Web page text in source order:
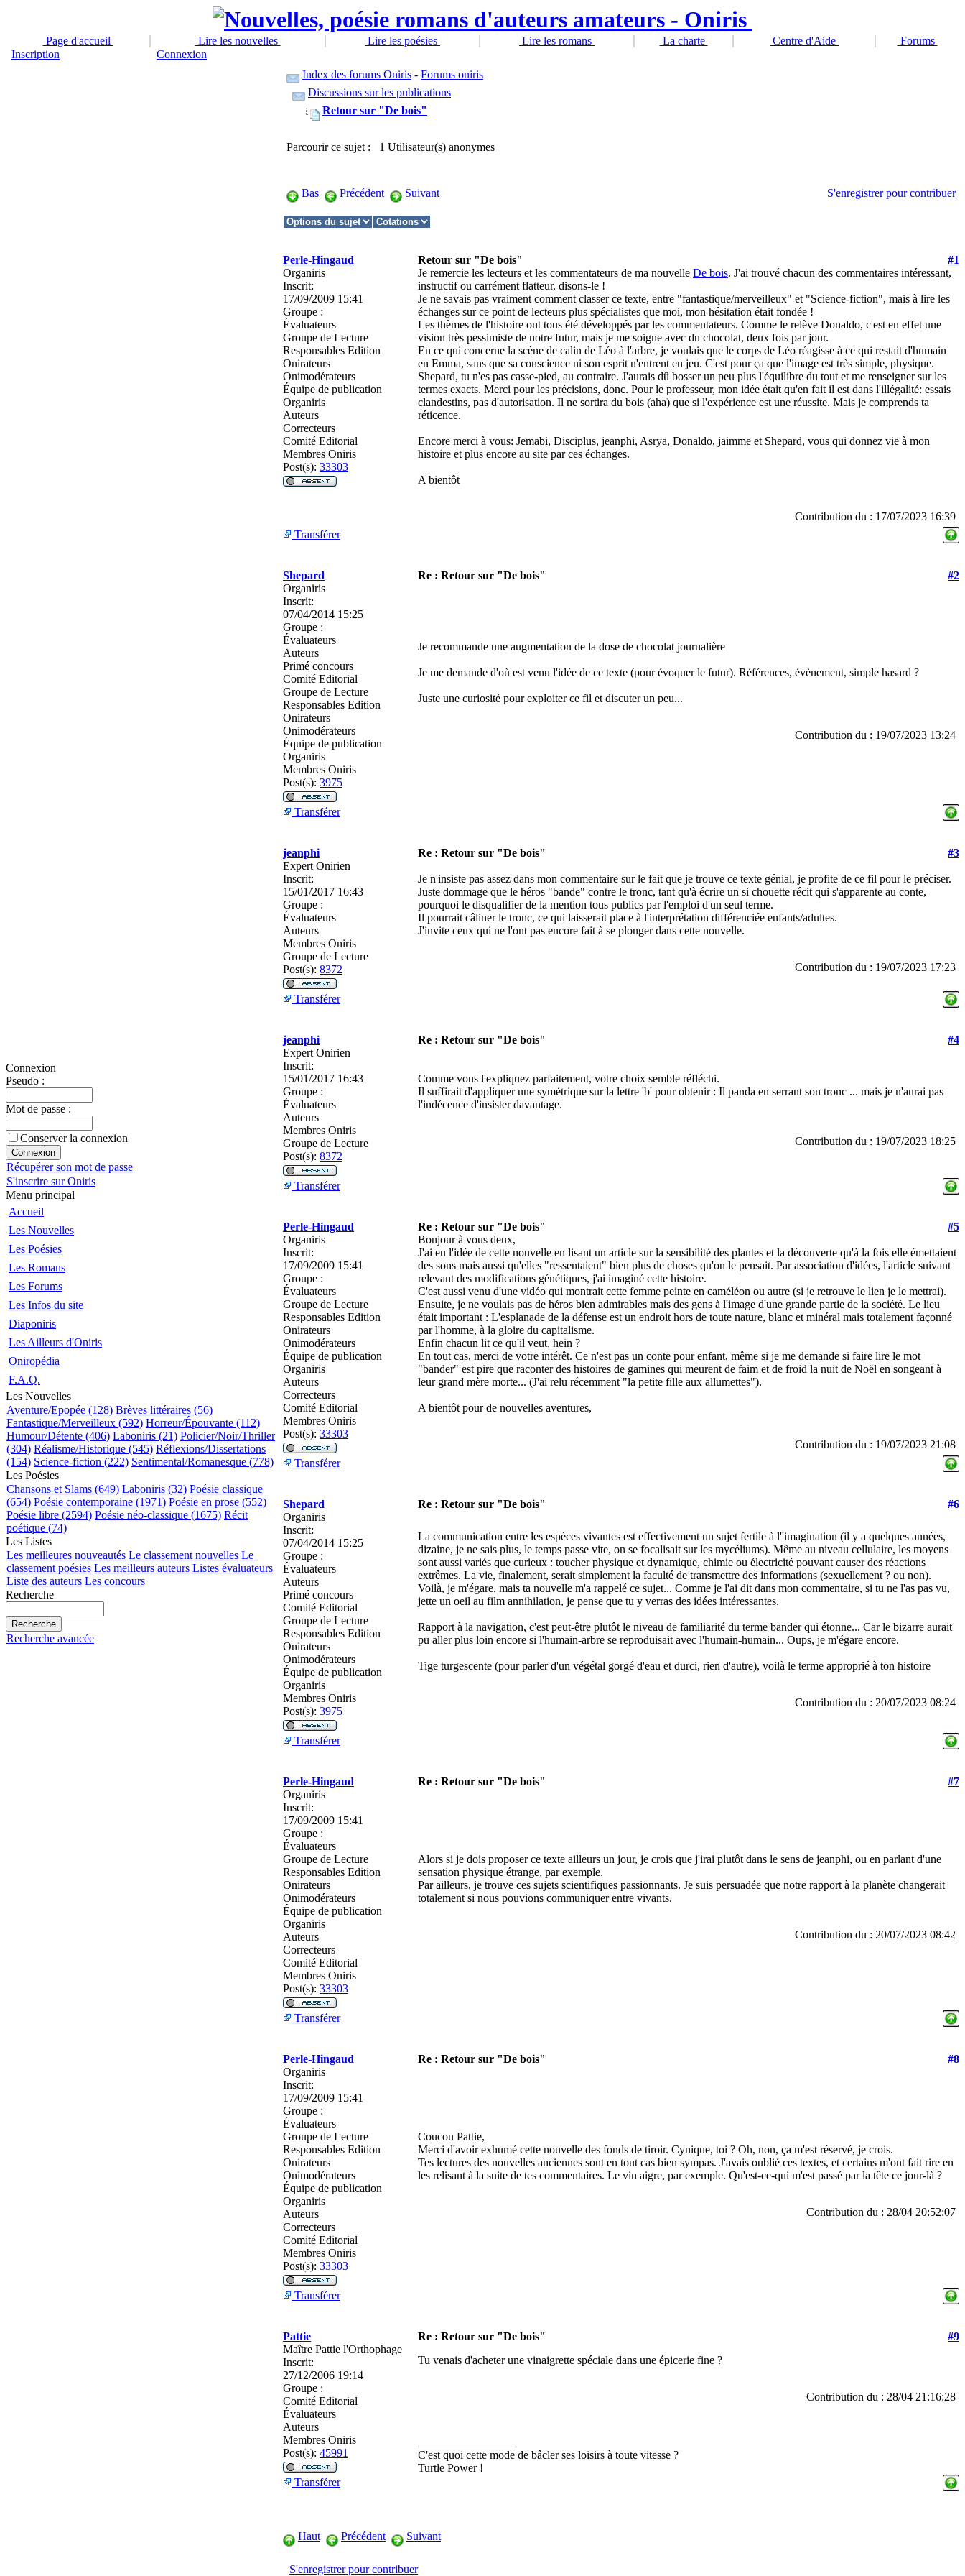
Page d'accueil Lire les nouvelles Lire les poésies Lire les romans La charte Centre d'Aide
Forums
Inscription
Connexion
Connexion
Pseudo :
Mot de passe :
Conserver la connexion
Récupérer son mot de passe
S'inscrire sur Oniris
Menu principal
Accueil
Les Nouvelles
Les Poésies
Les Romans
Les Forums
Les Infos du site
Diaponiris
Les Ailleurs d'Oniris
Oniropédia
F.A.Q.
Les Nouvelles
Aventure/Epopée (128) Brèves littéraires (56)
Fantastique/Merveilleux (592) Horreur/Épouvante (112)
Humour/Détente (406) Laboniris (21) Policier/Noir/Thriller
(304) Réalisme/Historique (545) Réflexions/Dissertations
(154) Science-fiction (222) Sentimental/Romanesque (778)
Les Poésies
Chansons et Slams (649) Laboniris (32) Poésie classique
(654) Poésie contemporaine (1971) Poésie en prose (552)
Poésie libre (2594) Poésie néo-classique (1675) Récit
poétique (74)
Les Listes
Les meilleures nouveautés Le classement nouvelles Le
classement poésies Les meilleurs auteurs Listes évaluateurs
Liste des auteurs Les concours
Recherche
Recherche avancée
Index des forums Oniris - Forums oniris
Discussions sur les publications
Retour sur "De bois"
Parcourir ce sujet : 1 Utilisateur(s) anonymes
Bas Précédent Suivant S'enregistrer pour contribuer
Perle-Hingaud Retour sur "De bois"
#1
Organiris
Inscrit:
17/09/2009 15:41
Groupe :
Évaluateurs
Groupe de Lecture
Responsables Edition
Onirateurs
Onimodérateurs
Équipe de publication
Organiris
Auteurs
Correcteurs
Comité Editorial
Membres Oniris
Post(s): 33303
Je remercie les lecteurs et les commentateurs de ma nouvelle De bois. J'ai trouvé chacun des commentaires intéressant,
instructif ou carrément flatteur, disons-le !
Je ne savais pas vraiment comment classer ce texte, entre "fantastique/merveilleux" et "Science-fiction", mais à lire les
échanges sur ce point de lecteurs plus spécialistes que moi, mon hésitation était fondée !
Les thèmes de l'histoire ont tous été développés par les commentateurs. Comme le relève Donaldo, c'est en effet une
vision très pessimiste de notre futur, mais je me soigne avec du chocolat, deux fois par jour.
En ce qui concerne la scène de calin de Léo à l'arbre, je voulais que le corps de Léo réagisse à ce qui restait d'humain
en Emma, sans que sa conscience ni son esprit n'entrent en jeu. C'est pour ça que l'image est très simple, physique.
Shepard, tu n'es pas casse-pied, au contraire. J'aurais dû bosser un peu plus l'équilibre du tout et me renseigner sur les
termes exacts. Merci pour les précisions, donc. Pour le professeur, mon idée était qu'en fait il est dans l'illégalité: essais
clandestins, pas d'autorisation. Il ne sortira du bois (aha) que si l'expérience est une réussite. Mais je comprends ta
réticence.
Encore merci à vous: Jemabi, Disciplus, jeanphi, Asrya, Donaldo, jaimme et Shepard, vous qui donnez vie à mon
histoire et plus encore au site par ces échanges.
A bientôt
Contribution du : 17/07/2023 16:39
Transférer
Shepard Re : Retour sur "De bois"
#2
Organiris
Inscrit:
07/04/2014 15:25
Groupe :
Évaluateurs
Auteurs
Primé concours
Comité Editorial
Groupe de Lecture
Responsables Edition
Onirateurs
Onimodérateurs
Équipe de publication
Organiris
Membres Oniris
Post(s): 3975
Je recommande une augmentation de la dose de chocolat journalière
Je me demande d'où est venu l'idée de ce texte (pour évoquer le futur). Références, évènement, simple hasard ?
Juste une curiosité pour exploiter ce fil et discuter un peu...
Contribution du : 19/07/2023 13:24
Transférer
jeanphi Re : Retour sur "De bois"
#3
Expert Onirien
Inscrit:
15/01/2017 16:43
Groupe :
Évaluateurs
Auteurs
Membres Oniris
Groupe de Lecture
Post(s): 8372
Je n'insiste pas assez dans mon commentaire sur le fait que je trouve ce texte génial, je profite de ce fil pour le préciser.
Juste dommage que le héros "bande" contre le tronc, tant qu'à écrire un si chouette récit qui s'apparente au conte,
pourquoi le disqualifier de la mention tous publics par l'emploi d'un seul terme.
Il pourrait câliner le tronc, ce qui laisserait place à l'interprétation différenciée enfants/adultes.
J'invite ceux qui ne l'ont pas encore fait à se plonger dans cette nouvelle.
Contribution du : 19/07/2023 17:23
Transférer
jeanphi Re : Retour sur "De bois"
#4
Expert Onirien
Inscrit:
15/01/2017 16:43
Groupe :
Évaluateurs
Auteurs
Membres Oniris
Groupe de Lecture
Post(s): 8372
Comme vous l'expliquez parfaitement, votre choix semble réfléchi.
Il suffirait d'appliquer une symétrique sur la lettre 'b' pour obtenir : Il panda en serrant son tronc ... mais je n'aurai pas
l'indécence d'insister davantage.
Contribution du : 19/07/2023 18:25
Transférer
Perle-Hingaud Re : Retour sur "De bois"
#5
Organiris
Inscrit:
17/09/2009 15:41
Groupe :
Évaluateurs
Groupe de Lecture
Responsables Edition
Onirateurs
Onimodérateurs
Équipe de publication
Organiris
Auteurs
Correcteurs
Comité Editorial
Membres Oniris
Post(s): 33303
Bonjour à vous deux,
J'ai eu l'idée de cette nouvelle en lisant un article sur la sensibilité des plantes et la découverte qu'à la fois elle émettaient
des sons mais aussi qu'elles "ressentaient" bien plus de choses qu'on le pensait. Par association d'idées, l'article suivant
relevant des modifications génétiques, j'ai imaginé cette histoire.
C'est aussi venu d'une vidéo qui montrait cette femme peinte en caméléon ou autre (si je retrouve le lien je le mettrai).
Ensuite, je ne voulais pas de héros bien admirables mais des gens à l'image d'une grande partie de la société. Le lieu
était important : L'esplanade de la défense est un endroit hors de toute nature, blanc et minéral mais totalement façonné
par l'homme, à la gloire du capitalisme.
Enfin chacun lit ce qu'il veut, hein ?
En tout cas, merci de votre intérêt. Ce n'est pas un conte pour enfant, même si je me demande si faire lire le mot
"bander" est pire que raconter des histoires de gamines qui meurent de faim et de froid la nuit de Noël en songeant à
leur grand mère morte... (J'ai relu récemment "la petite fille aux allumettes").
A bientôt pour de nouvelles aventures,
Contribution du : 19/07/2023 21:08
Transférer
Shepard Re : Retour sur "De bois"
#6
Organiris
Inscrit:
07/04/2014 15:25
Groupe :
Évaluateurs
Auteurs
Primé concours
Comité Editorial
Groupe de Lecture
Responsables Edition
Onirateurs
Onimodérateurs
Équipe de publication
Organiris
Membres Oniris
Post(s): 3975
La communication entre les espèces vivantes est effectivement un sujet fertile à l''imagination (il y a quelques années,
dizaine, je ne sais plus, le temps passe vite, on se focalisait sur les mycéliums). Même au niveau cellulaire, les moyens
sont aussi variés que curieux : toucher physique et dynamique, chimie ou électricité pouvant causer des réactions
extrêmes. La vie, finalement, serait simplement la faculté de transmettre des informations (sexuellement ? ou non).
Voilà, je m'égare, mais ta nouvelle m'a rappelé ce sujet... Comme je l'ai dit dans mon commentaire, si tu ne l'as pas vu,
jette un oeil au film annihilation, je pense que tu y verras des idées intéressantes.
Rapport à la navigation, c'est peut-être plutôt le niveau de familiarité du terme bander qui étonne... Car le bizarre aurait
pu aller plus loin encore si l'humain-arbre se reproduisait avec l'humain-humain... Oups, je m'égare encore.
Tige turgescente (pour parler d'un végétal gorgé d'eau et durci, rien d'autre), voilà le terme approprié à ton histoire
Contribution du : 20/07/2023 08:24
Transférer
Perle-Hingaud Re : Retour sur "De bois"
#7
Organiris
Inscrit:
17/09/2009 15:41
Groupe :
Évaluateurs
Groupe de Lecture
Responsables Edition
Onirateurs
Onimodérateurs
Équipe de publication
Organiris
Auteurs
Correcteurs
Comité Editorial
Membres Oniris
Post(s): 33303
Alors si je dois proposer ce texte ailleurs un jour, je crois que j'irai plutôt dans le sens de jeanphi, ou en parlant d'une
sensation physique étrange, par exemple.
Par ailleurs, je trouve ces sujets scientifiques passionnants. Je suis persuadée que notre rapport à la planète changerait
totalement si nous pouvions communiquer entre vivants.
Contribution du : 20/07/2023 08:42
Transférer
Perle-Hingaud Re : Retour sur "De bois"
#8
Organiris
Inscrit:
17/09/2009 15:41
Groupe :
Évaluateurs
Groupe de Lecture
Responsables Edition
Onirateurs
Onimodérateurs
Équipe de publication
Organiris
Auteurs
Correcteurs
Comité Editorial
Membres Oniris
Post(s): 33303
Coucou Pattie,
Merci d'avoir exhumé cette nouvelle des fonds de tiroir. Cynique, toi ? Oh, non, ça m'est réservé, je crois.
Tes lectures des nouvelles anciennes sont en tout cas bien sympas. J'avais oublié ces textes, et certains m'ont fait rire en
les relisant à la suite de tes commentaires. Le vin aigre, par exemple. Qu'est-ce-qui m'est passé par la tête ce jour-là ?
Contribution du : 28/04 20:52:07
Transférer
Pattie Re : Retour sur "De bois"
#9
Maître Pattie l'Orthophage
Inscrit:
27/12/2006 19:14
Groupe :
Comité Editorial
Évaluateurs
Auteurs
Membres Oniris
Post(s): 45991
Tu venais d'acheter une vinaigrette spéciale dans une épicerie fine ?
Contribution du : 28/04 21:16:28
C'est quoi cette mode de bâcler ses loisirs à toute vitesse ?
Turtle Power !
Transférer
Haut Précédent Suivant
S'enregistrer pour contribuer